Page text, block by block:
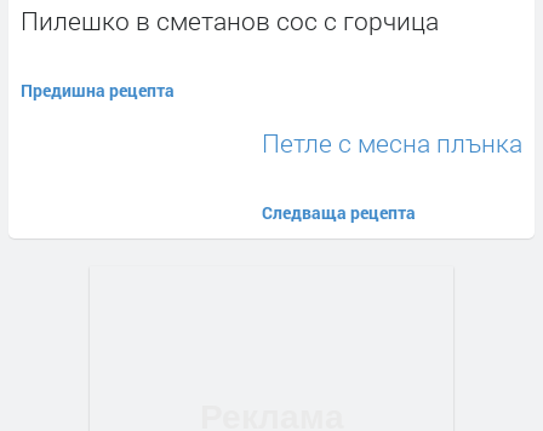
Пилешко в сметанов сос с горчица
Предишна рецепта
Петле с месна плънка
Следваща рецепта